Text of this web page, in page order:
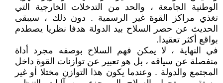
الوطنية الجامعة ، والحد من التدخلات الخارجية التي
تغذي مراكز القوة غير الرسمية . دون ذلك ، سيبقى
الحديث عن حصر السلاح بيد الدولة هدفا نظريا يصطدم
بواقع أكثر تعقيدا.
في النهاية ، لا يمكن فهم السلاح بوصفه مجرد أداة
منفصلة عن سياقه ، بل هو تعبير عن توازنات القوة داخل
المجتمع والدولة . وعندما يكون هذا التوازن مختلا أو غير